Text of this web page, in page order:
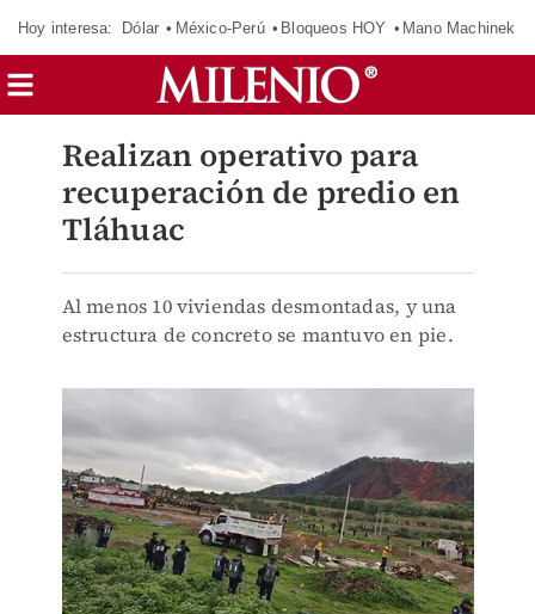
Hoy interesa: Dólar México-Perú Bloqueos HOY Mano Machinek
Realizan operativo para
recuperación de predio en
Tláhuac
Al menos 10 viviendas desmontadas, y una
estructura de concreto se mantuvo en pie.